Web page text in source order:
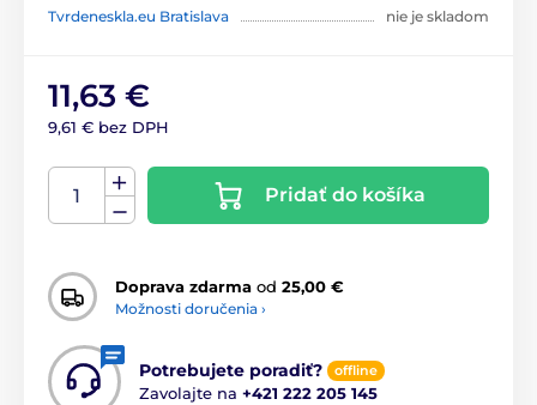
Tvrdeneskla.eu Bratislava nie je skladom
11,63 €
9,61 € bez DPH
Pridať do košíka
Doprava zdarma od 25,00 €
Možnosti doručenia ›
Potrebujete poradiť? offline
Zavolajte na +421 222 205 145